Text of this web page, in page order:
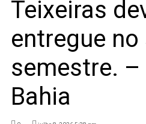
Teixeiras
entregue
semestre.
Bahia